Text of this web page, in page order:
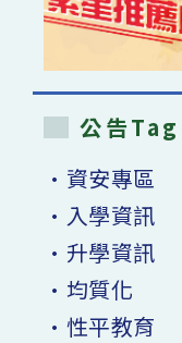
公告Tag
•資安專區
•入學資訊
•升學資訊
•均質化
•性平教育